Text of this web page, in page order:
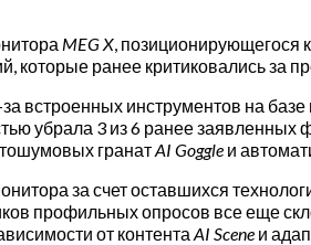
MEG X, позиционирующегося
которые ранее критиковались за
встроенных инструментов на
убрала 3 из 6 ранее
гранатAI Goggle и
за счет оставшихся
профильных опросов все еще
от контента AI Scene и